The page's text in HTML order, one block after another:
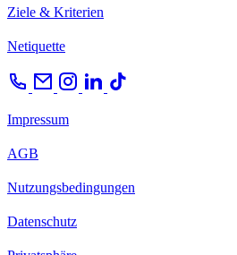
Ziele & Kriterien
Netiquette
Impressum
AGB
Nutzungsbedingungen
Datenschutz